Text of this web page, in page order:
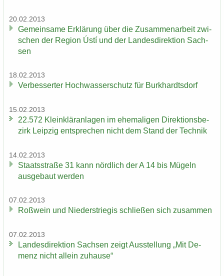
20.02.2013
Ge­mein­sa­me Er­klä­rung über die Zu­sam­men­ar­beit zwi­
schen der Re­gi­on Ústí und der Lan­des­di­rek­ti­on Sach­
sen
18.02.2013
Ver­bes­ser­ter Hoch­was­ser­schutz für Burk­hardts­dorf
15.02.2013
22.572 Klein­klär­an­la­gen im ehe­ma­li­gen Di­rek­ti­ons­be­
zirk Leip­zig ent­spre­chen nicht dem Stand der Tech­nik
14.02.2013
Staats­stra­ße 31 kann nörd­lich der A 14 bis Mü­geln
aus­ge­baut wer­den
07.02.2013
Roß­wein und Nie­der­s­trie­gis schlie­ßen sich zu­sam­men
07.02.2013
Lan­des­di­rek­ti­on Sach­sen zeigt Aus­stel­lung „Mit De­
menz nicht al­lein zu­hau­se“